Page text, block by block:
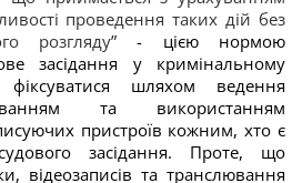
проведення таких дій без
розгляду” - цією нормою
засідання у кримінальному
шляхом ведення
та використанням
пристроїв кожним, хто є
засідання. Проте, що
відеозаписів та транслювання